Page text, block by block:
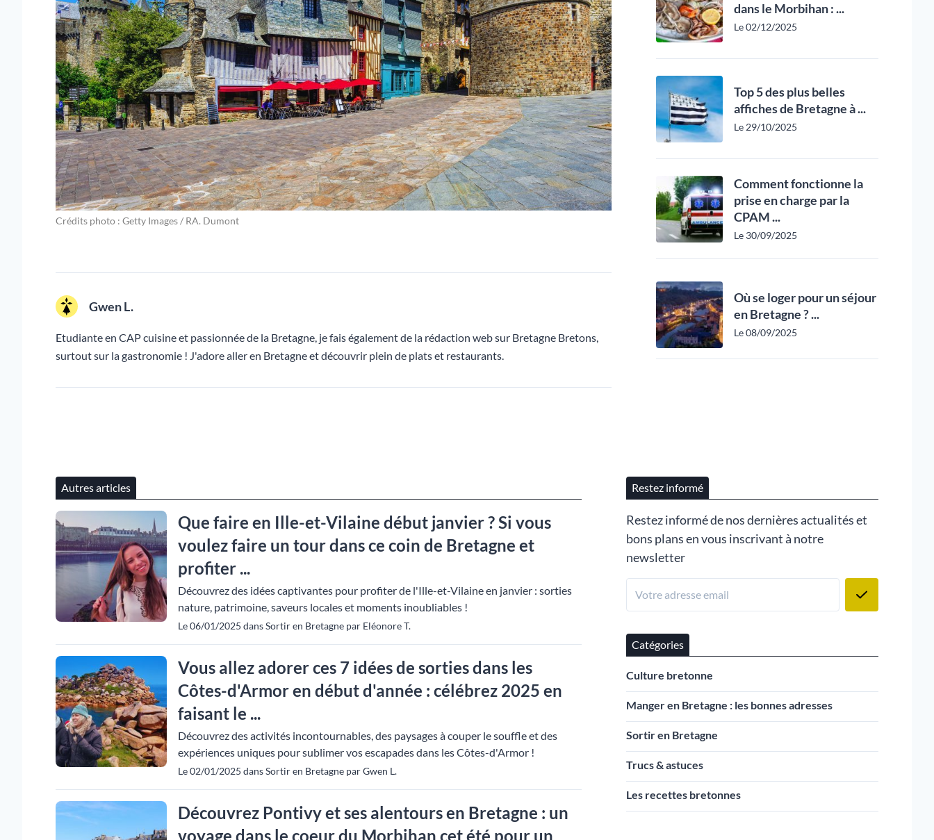
Crédits photo : Getty Images / RA. Dumont
Gwen L.
Etudiante en CAP cuisine et passionnée de la Bretagne, je fais également de la rédaction web sur Bretagne Bretons,
surtout sur la gastronomie ! J'adore aller en Bretagne et découvrir plein de plats et restaurants.
dans le Morbihan : ...
Le 02/12/2025
Top 5 des plus belles
affiches de Bretagne à ...
Le 29/10/2025
Comment fonctionne la
prise en charge par la
CPAM ...
Le 30/09/2025
Où se loger pour un séjour
en Bretagne ? ...
Le 08/09/2025
Autres articles
Que faire en Ille-et-Vilaine début janvier ? Si vous
voulez faire un tour dans ce coin de Bretagne et
profiter ...
Découvrez des idées captivantes pour profiter de l'Ille-et-Vilaine en janvier : sorties
nature, patrimoine, saveurs locales et moments inoubliables !
Le 06/01/2025 dans Sortir en Bretagne par Eléonore T.
Vous allez adorer ces 7 idées de sorties dans les
Côtes-d'Armor en début d'année : célébrez 2025 en
faisant le ...
Découvrez des activités incontournables, des paysages à couper le souffle et des
expériences uniques pour sublimer vos escapades dans les Côtes-d'Armor !
Le 02/01/2025 dans Sortir en Bretagne par Gwen L.
Découvrez Pontivy et ses alentours en Bretagne : un
voyage dans le coeur du Morbihan cet été pour un
Restez informé
Restez informé de nos dernières actualités et
bons plans en vous inscrivant à notre
newsletter
Catégories
Culture bretonne
Manger en Bretagne : les bonnes adresses
Sortir en Bretagne
Trucs & astuces
Les recettes bretonnes